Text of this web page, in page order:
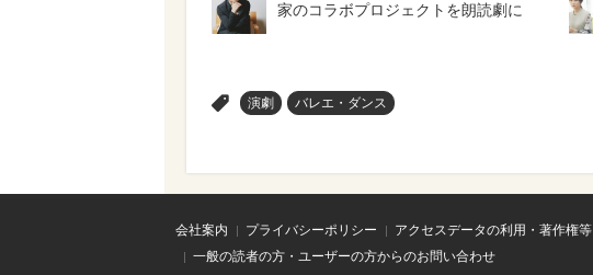
家のコラボプロジェクトを朗読劇に
演劇 バレエ・ダンス
会社案内 プライバシーポリシー アクセスデータの利用・著作権等
一般の読者の方・ユーザーの方からのお問い合わせ